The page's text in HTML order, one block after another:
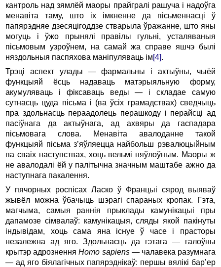
кантроль над зямлёй маоры прайгралі рашуча і надоўга
менавіта таму, што іх імкненне да пісьменнасці ў
папярэдняе дзесяцігоддзе стварыла ўражанне, што яны
могуць і ўжо прынялі правілы гульні, усталяваныя
пісьмовым узроўнем, на самай жа справе яшчэ былі
няздольныя паспяхова маніпуляваць ім[4].
Трэці аспект улады — фармальны і актыўны, чыёй
функцыяй ёсць надаваць матэрыяльную форму,
акумуляваць і фіксаваць веды — і складае самую
сутнасць цуда пісьма і (ва ўсіх грамадствах) сведчыць
пра здольнасць пераадолець перашкоду і перайсці ад
пасіўнага да актыўнага, ад ахвяры да гаспадара
пісьмовага слова. Менавіта авалоданне такой
функцыяй пісьма з’яўляецца найбольш рэвалюцыйным
па сваіх наступствах, хоць вельмі няўлоўным. Маоры ж
не авалодалі ёй у палітычна значным маштабе ажно да
наступнага пакалення.
У пячорных роспісах Ласко ў Францыі сярод выяваў
жывёл можна ўбачыць шэрагі спараных кропак. Гэта,
магчыма, самыя раннія прыклады камунікацыі пры
дапамозе сімвалаў: камунікацыя, сляды якой пакінуты
індывідам, хоць сама яна існуе ў часе і прасторы
незалежна ад яго. Здольнасць да гэтага — галоўны
крытэр адрозненняHomo sapiens— чалавека разумнага
— ад яго біялагічных папярэднікаў: першы вялікі бар’ер